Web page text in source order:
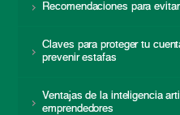
Recomendaciones para
Claves para proteger tu
prevenir estafas
Ventajas de la inteligencia
emprendedores